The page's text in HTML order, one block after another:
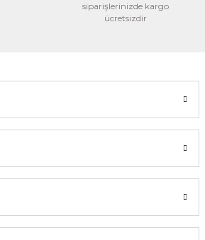
siparişlerinizde kargo
ücretsizdir